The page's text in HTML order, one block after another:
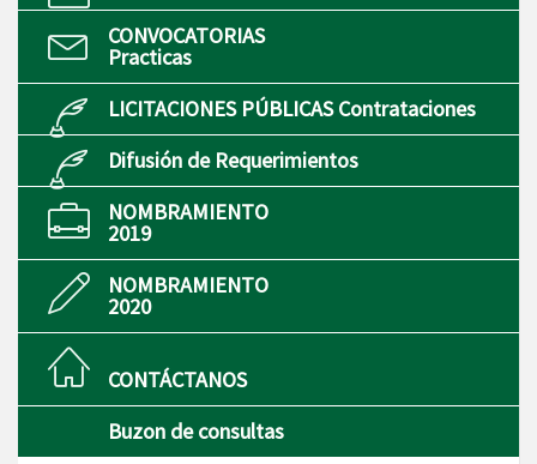
CONVOCATORIAS
Practicas
LICITACIONES PÚBLICAS Contrataciones
Difusión de Requerimientos
NOMBRAMIENTO
2019
NOMBRAMIENTO
2020
CONTÁCTANOS
Buzon de consultas